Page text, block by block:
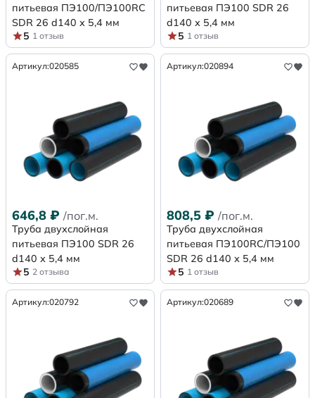
питьевая ПЭ100/ПЭ100RC
SDR 26 d140 х 5,4 мм
5 1 отзыв
питьевая ПЭ100 SDR 26
d140 х 5,4 мм
5 1 отзыв
Артикул:020585
646,8 ₽ /пог.м.
Труба двухслойная
питьевая ПЭ100 SDR 26
d140 х 5,4 мм
5 2 отзыва
Артикул:020894
808,5 ₽ /пог.м.
Труба двухслойная
питьевая ПЭ100RC/ПЭ100
SDR 26 d140 х 5,4 мм
5 1 отзыв
Артикул:020792 Артикул:020689